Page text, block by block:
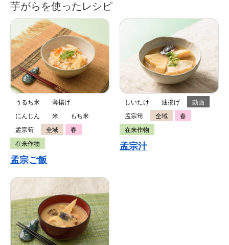
芋がらを使ったレシピ
うるち米
薄揚げ
にんじん
米
もち米
孟宗筍
全域
春
在来作物
孟宗ご飯
しいたけ 油揚げ
動画
孟宗筍
全域
春
在来作物
孟宗汁